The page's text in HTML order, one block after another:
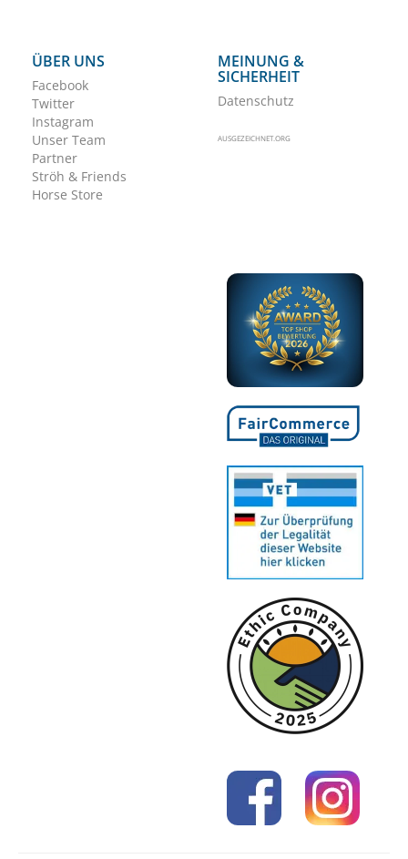
ÜBER UNS
Facebook
Twitter
Instagram
Unser Team
Partner
Ströh & Friends
Horse Store
MEINUNG &
SICHERHEIT
Datenschutz
AUSGEZEICHNET.ORG